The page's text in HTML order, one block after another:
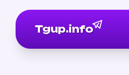
Tgup.info